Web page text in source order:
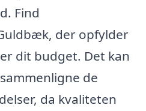
Find
der opfylder
dit budget. Det kan
de
da kvaliteten